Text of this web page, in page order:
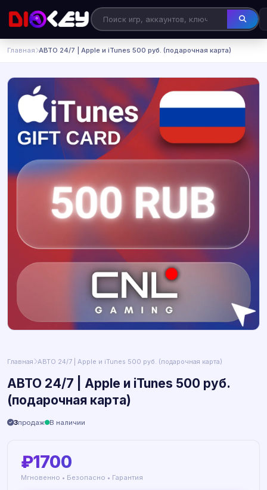
Главная АВТО 24/7 | Apple и iTunes 500 руб. (подарочная карта)
Главная АВТО 24/7 | Apple и iTunes 500 руб. (подарочная карта)
АВТО 24/7 | Apple и iTunes 500 руб.
(подарочная карта)
3продаж В наличии
₽1700
Мгновенно • Безопасно • Гарантия